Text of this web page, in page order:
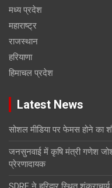
मध्य प्रदेश
महाराष्ट्र
राजस्थान
हरियाणा
हिमाचल प्रदेश
Latest News
सोशल मीडिया पर फेमस होने का
जनसुनवाई में कृषि मंत्री गणेश
प्रेरणादायक